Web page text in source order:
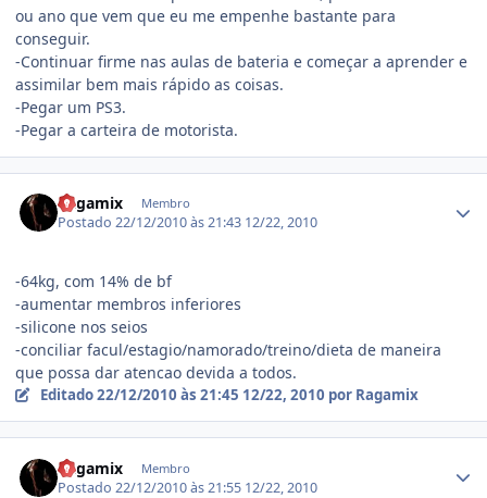
ou ano que vem que eu me empenhe bastante para
conseguir.
-Continuar firme nas aulas de bateria e começar a aprender e
assimilar bem mais rápido as coisas.
-Pegar um PS3.
-Pegar a carteira de motorista.
Ragamix Membro
Postado22/12/2010 às 21:43 12/22, 2010
-64kg, com 14% de bf
-aumentar membros inferiores
-silicone nos seios
-conciliar facul/estagio/namorado/treino/dieta de maneira
que possa dar atencao devida a todos.
Editado22/12/2010 às 21:45 12/22, 2010 por Ragamix
Ragamix Membro
Postado22/12/2010 às 21:55 12/22, 2010